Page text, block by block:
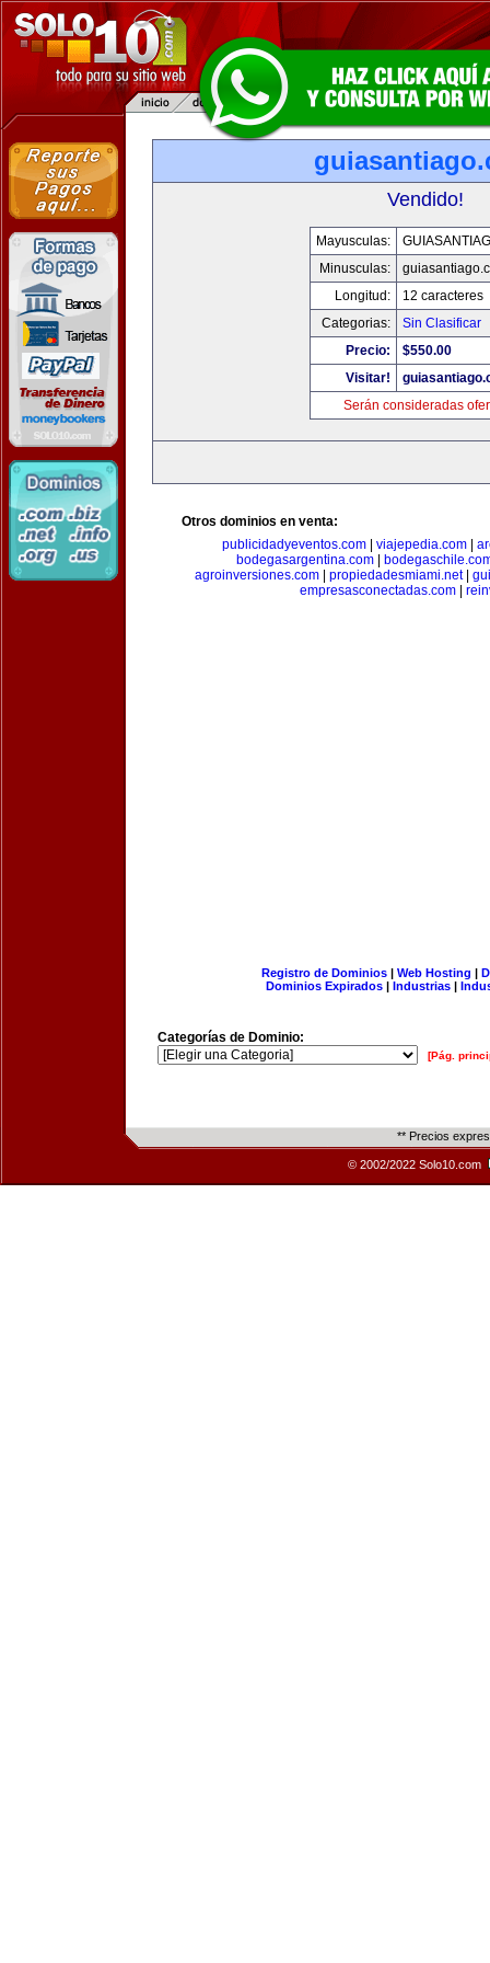
Vendido!
Mayusculas:
Minusculas:
Longitud:
12 caracteres
Categorias:
Sin Clasificar
Precio:
$550.00
Visitar!
Serán consideradas
Otros dominios en venta:
publicidadyeventos.com| viajepedia.com|
bodegasargentina.com|
agroinversiones.com
propiedadesmiami.net|
empresasconectadas.com|
Registro de Dominios| Web Hosting |
Dominios Expirados | Industrias |
Categorías de Dominio:
[Pág.
** Precios
© 2002/2022 Solo10.com